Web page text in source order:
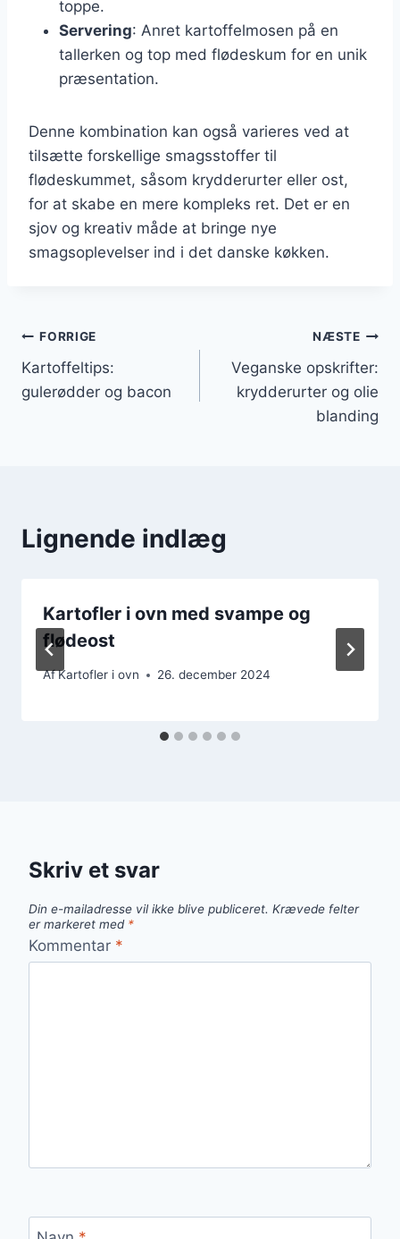
toppe.
Servering: Anret kartoffelmosen på en
tallerken og top med flødeskum for en unik
præsentation.
Denne kombination kan også varieres ved at
tilsætte forskellige smagsstoffer til
flødeskummet, såsom krydderurter eller ost,
for at skabe en mere kompleks ret. Det er en
sjov og kreativ måde at bringe nye
smagsoplevelser ind i det danske køkken.
Indlægsnavigation
FORRIGE
Kartoffeltips:
gulerødder og bacon
NÆSTE
Veganske opskrifter:
krydderurter og olie
blanding
Lignende indlæg
Kartofler i ovn med svampe og
flødeost
AfKartofler i ovn 26. december 2024
Skriv et svar
Din e-mailadresse vil ikke blive publiceret. Krævede felter
er markeret med *
Kommentar *